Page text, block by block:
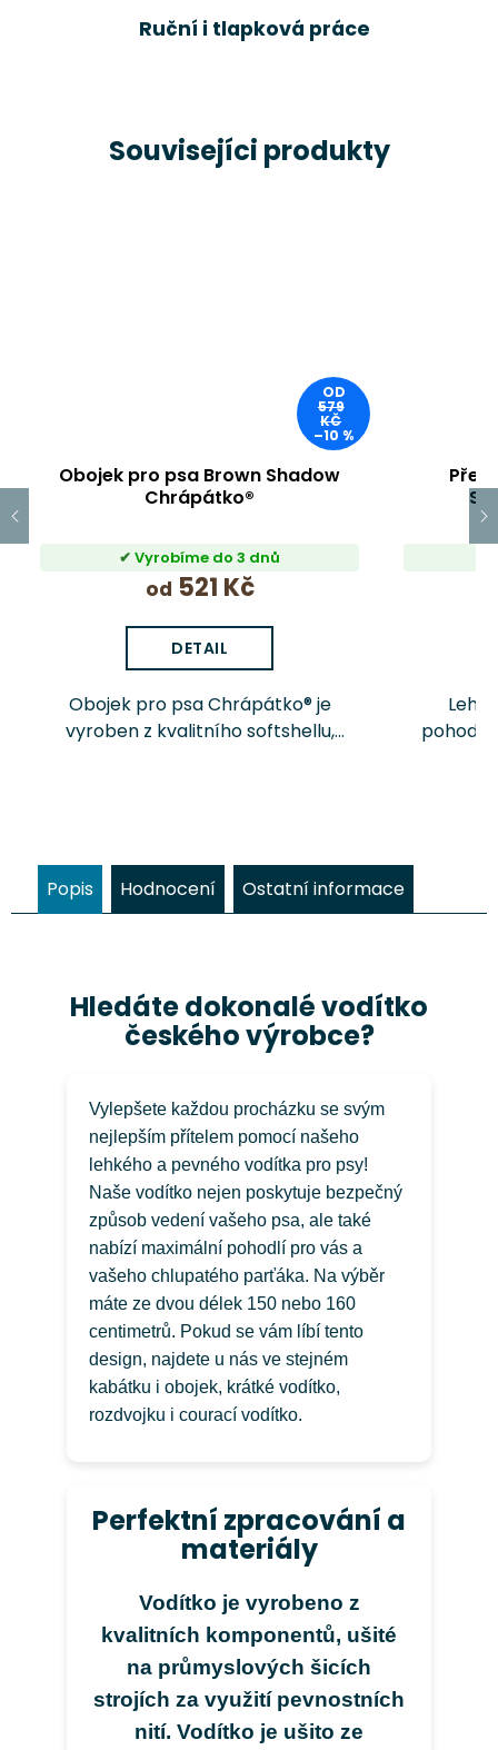
Ruční i tlapková práce
Souvisejíci produkty
OD
579
KČ
–10 %
Obojek pro psa Brown Shadow
Chrápátko®
Vyrobíme do 3 dnů
od 521 Kč
DETAIL
Obojek pro psa Chrápátko® je
vyroben z kvalitního softshellu,
Popis
Hodnocení Ostatní informace
Hledáte dokonalé vodítko
českého výrobce?
Vylepšete každou procházku se svým
nejlepším přítelem pomocí našeho
lehkého a pevného vodítka pro psy!
Naše vodítko nejen poskytuje bezpečný
způsob vedení vašeho psa, ale také
nabízí maximální pohodlí pro vás a
vašeho chlupatého parťáka. Na výběr
máte ze dvou délek 150 nebo 160
centimetrů. Pokud se vám líbí tento
design, najdete u nás ve stejném
kabátku i obojek, krátké vodítko,
rozdvojku i courací vodítko.
Perfektní zpracování a
materiály
Vodítko je vyrobeno z
kvalitních komponentů, ušité
na průmyslových šicích
strojích za využití pevnostních
nití. Vodítko je ušito ze